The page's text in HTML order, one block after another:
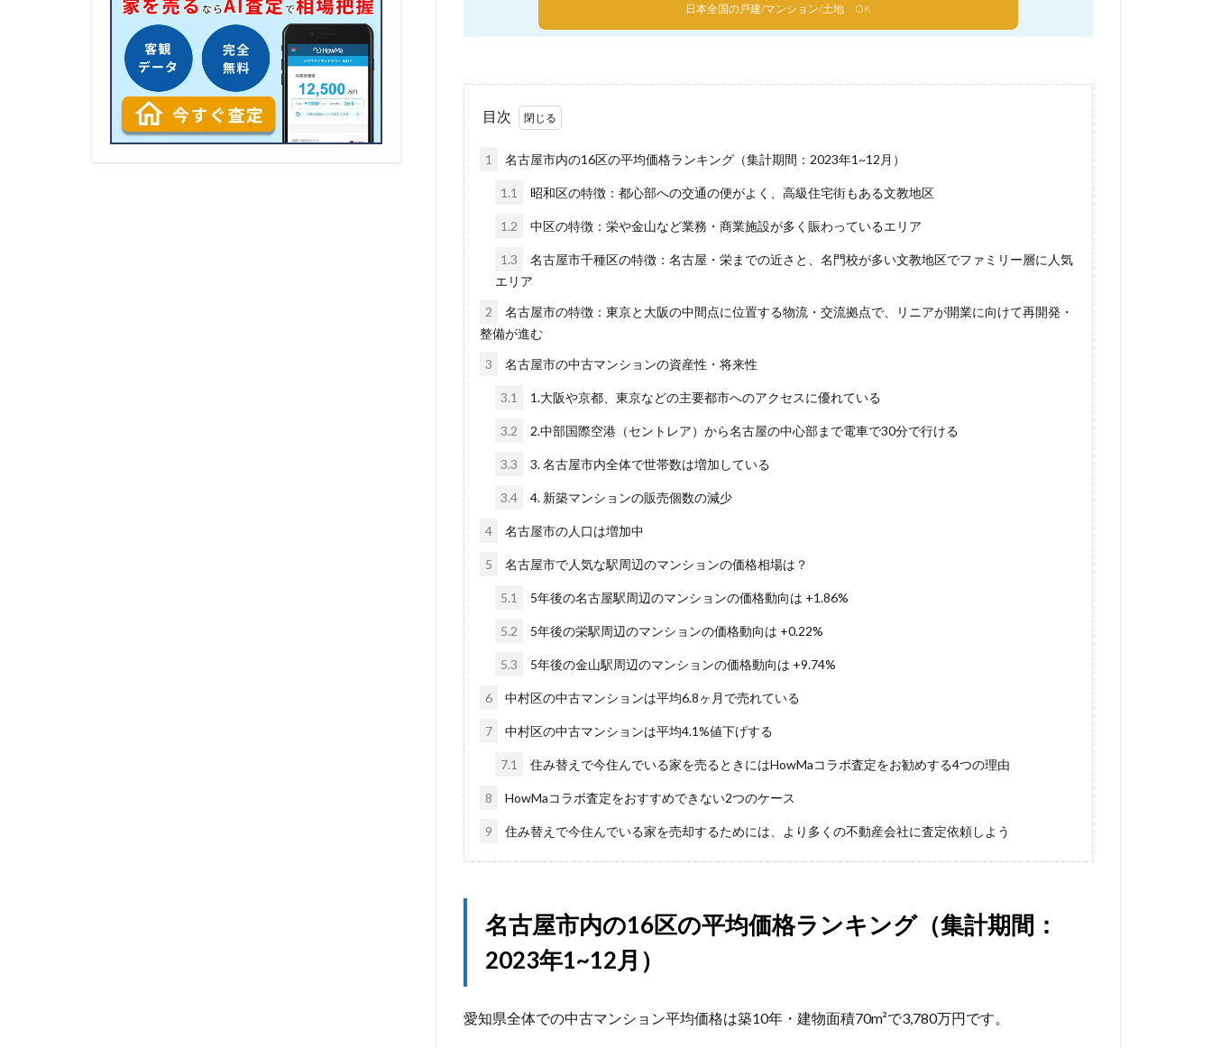
日本全国の戸建/マンション/土地 OK
目次
1 名古屋市内の16区の平均価格ランキング（集計期間：2023年1~12月）
1.1 昭和区の特徴：都心部への交通の便がよく、高級住宅街もある文教地区
1.2 中区の特徴：栄や金山など業務・商業施設が多く賑わっているエリア
1.3
名古屋市千種区の特徴：名古屋・栄までの近さと、名門校が多い文教地区でファミリー層に人気
エリア
2
名古屋市の特徴：東京と大阪の中間点に位置する物流・交流拠点で、リニアが開業に向けて再開発・
整備が進む
3
名古屋市の中古マンションの資産性・将来性
3.1 1.大阪や京都、東京などの主要都市へのアクセスに優れている
3.2 2.中部国際空港（セントレア）から名古屋の中心部まで電車で30分で行ける
3.3 3. 名古屋市内全体で世帯数は増加している
3.4 4. 新築マンションの販売個数の減少
4 名古屋市の人口は増加中
5 名古屋市で人気な駅周辺のマンションの価格相場は？
5.1 5年後の名古屋駅周辺のマンションの価格動向は +1.86%
5.2 5年後の栄駅周辺のマンションの価格動向は +0.22%
5.3 5年後の金山駅周辺のマンションの価格動向は +9.74%
6 中村区の中古マンションは平均6.8ヶ月で売れている
7 中村区の中古マンションは平均4.1%値下げする
7.1 住み替えで今住んでいる家を売るときにはHowMaコラボ査定をお勧めする4つの理由
8 HowMaコラボ査定をおすすめできない2つのケース
9 住み替えで今住んでいる家を売却するためには、より多くの不動産会社に査定依頼しよう
名古屋市内の16区の平均価格ランキング（集計期間：
2023年1~12月）
愛知県全体での中古マンション平均価格は築10年・建物面積70m²で3,780万円です。